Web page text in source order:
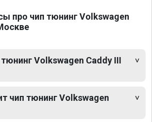
про чип тюнинг Volkswagen
Volkswagen Caddy III
чип тюнинг Volkswagen